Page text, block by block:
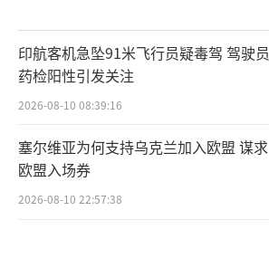
印航客机急坠91米飞行员疑毒驾 驾驶员
药检阳性引发关注
2026-08-10 08:39:16
塞尔维亚为何支持乌克兰加入欧盟 谋求
欧盟入场券
2026-08-10 22:57:38